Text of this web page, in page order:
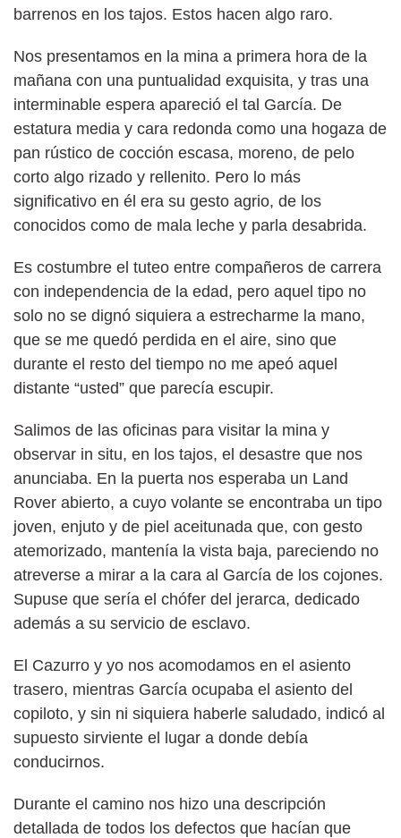
barrenos en los tajos. Estos hacen algo raro.
Nos presentamos en la mina a primera hora de la
mañana con una puntualidad exquisita, y tras una
interminable espera apareció el tal García. De
estatura media y cara redonda como una hogaza de
pan rústico de cocción escasa, moreno, de pelo
corto algo rizado y rellenito. Pero lo más
significativo en él era su gesto agrio, de los
conocidos como de mala leche y parla desabrida.
Es costumbre el tuteo entre compañeros de carrera
con independencia de la edad, pero aquel tipo no
solo no se dignó siquiera a estrecharme la mano,
que se me quedó perdida en el aire, sino que
durante el resto del tiempo no me apeó aquel
distante “usted” que parecía escupir.
Salimos de las oficinas para visitar la mina y
observar in situ, en los tajos, el desastre que nos
anunciaba. En la puerta nos esperaba un Land
Rover abierto, a cuyo volante se encontraba un tipo
joven, enjuto y de piel aceitunada que, con gesto
atemorizado, mantenía la vista baja, pareciendo no
atreverse a mirar a la cara al García de los cojones.
Supuse que sería el chófer del jerarca, dedicado
además a su servicio de esclavo.
El Cazurro y yo nos acomodamos en el asiento
trasero, mientras García ocupaba el asiento del
copiloto, y sin ni siquiera haberle saludado, indicó al
supuesto sirviente el lugar a donde debía
conducirnos.
Durante el camino nos hizo una descripción
detallada de todos los defectos que hacían que